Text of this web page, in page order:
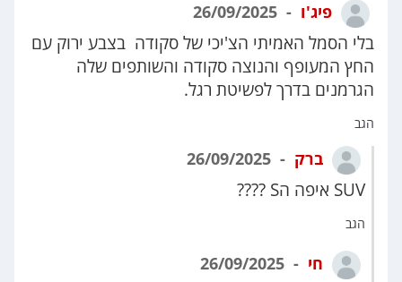
פיג'ו
בלי הסמל האמיתי הצ'יכי של סקודה בצבע ירוק עם
החץ המעופף והנוצה סקודה והשותפים שלה
הגרמנים בדרך לפשיטת רגל.
הגב
ברק
SUV איפה הS ????
הגב
חי